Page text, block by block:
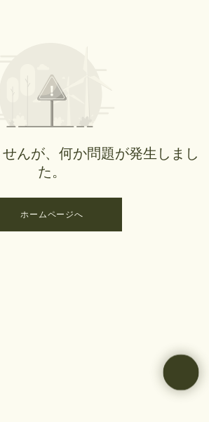
んが、何か問題が発生しまし
た。
ホームページへ